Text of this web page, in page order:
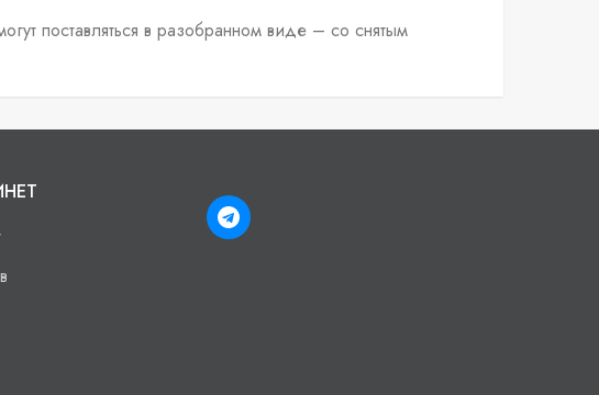
поставляться в разобранном виде – со снятым